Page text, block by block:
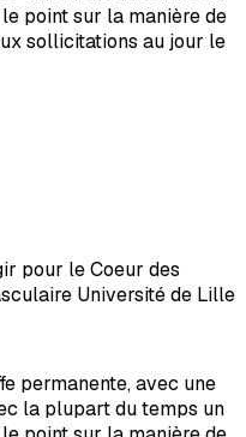
point sur la manière de
sollicitations au jour le
pour le Coeur des
Université de Lille
permanente, avec une
la plupart du temps un